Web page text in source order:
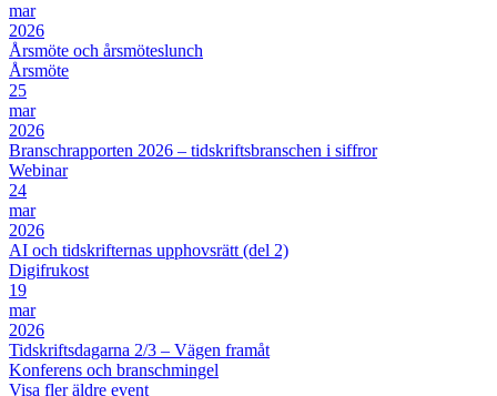
mar
2026
Årsmöte och årsmöteslunch
Årsmöte
25
mar
2026
Branschrapporten 2026 – tidskriftsbranschen i siffror
Webinar
24
mar
2026
AI och tidskrifternas upphovsrätt (del 2)
Digifrukost
19
mar
2026
Tidskriftsdagarna 2/3 – Vägen framåt
Konferens och branschmingel
Visa fler äldre event